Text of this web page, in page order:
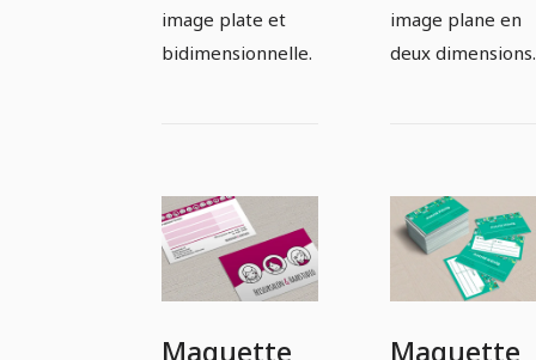
image plate et
bidimensionnelle.
image plane en
deux dimensions.
Maquette Maquette